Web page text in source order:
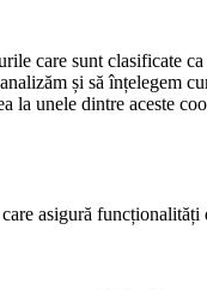
care sunt clasificate
și să înțelegem
unele dintre aceste
asigură